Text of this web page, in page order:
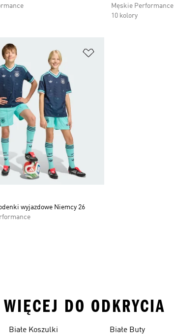
Męskie Performance
10 kolory
wyjazdowe Niemcy 26
DO ODKRYCIA
Białe Koszulki Białe Buty